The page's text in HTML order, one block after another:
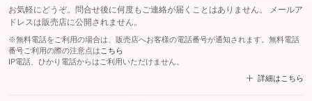
お気軽にどうぞ。問合せ後に何度もご連絡が届くことはありません。 メールア
ドレスは販売店に公開されません。
※無料電話をご利用の場合は、販売店へお客様の電話番号が通知されます。無料電話
番号ご利用の際の注意点は こちら
IP電話、ひかり電話からはご利用いただけません。
詳細はこちら